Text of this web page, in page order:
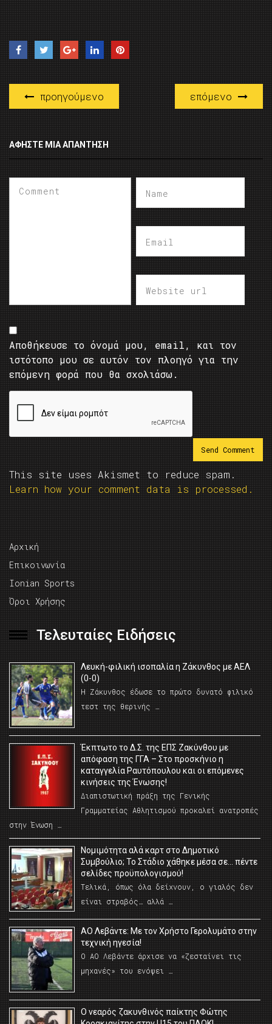
προηγούμενο επόμενο
ΑΦΉΣΤΕ ΜΙΑ ΑΠΆΝΤΗΣΗ
Αποθήκευσε το όνομά μου, email, και τον
ιστότοπο μου σε αυτόν τον πλοηγό για την
επόμενη φορά που θα σχολιάσω.
This site uses Akismet to reduce spam.
Learn how your comment data is processed.
Αρχική
Επικοινωνία
Ionian Sports
Όροι Χρήσης
Τελευταίες Ειδήσεις
Λευκή-φιλική ισοπαλία η Ζάκυνθος με ΑΕΛ
(0-0)
Η Ζάκυνθος έδωσε το πρώτο δυνατό φιλικό
τεστ της θερινής …
Έκπτωτο το Δ.Σ. της ΕΠΣ Ζακύνθου με
απόφαση της ΓΓΑ – Στο προσκήνιο η
καταγγελία Ραυτόπουλου και οι επόμενες
κινήσεις της Ένωσης!
Διαπιστωτική πράξη της Γενικής
Γραμματείας Αθλητισμού προκαλεί ανατροπές
στην Ένωση …
Νομιμότητα αλά καρτ στο Δημοτικό
Συμβούλιο; Το Στάδιο χάθηκε μέσα σε… πέντε
σελίδες προϋπολογισμού!
Τελικά, όπως όλα δείχνουν, ο γιαλός δεν
είναι στραβός… αλλά …
ΑΟ Λεβάντε: Με τον Χρήστο Γερολυμάτο στην
τεχνική ηγεσία!
Ο ΑΟ Λεβάντε άρχισε να «ζεσταίνει τις
μηχανές» του ενόψει …
O νεαρός ζακυνθινός παίκτης Φώτης